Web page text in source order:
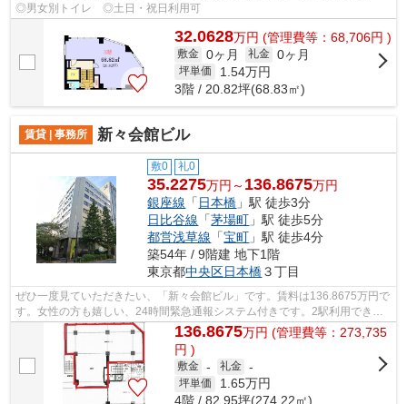
◎男女別トイレ ◎土日・祝日利用可
32.0628万円 (管理費等：68,706円 )
敷金 0ヶ月 礼金 0ヶ月
坪単価 1.54万円
3階 / 20.82坪(68.83㎡)
賃貸 | 事務所 新々会館ビル
敷0 礼0
35.2275万円～ 136.8675万円
銀座線 「 日本橋 」駅 徒歩3分
日比谷線 「茅場町 」駅 徒歩5分
都営浅草線 「宝町 」駅 徒歩4分
築54年 / 9階建 地下1階
東京都中央区日本橋３丁目
ぜひ一度見ていただきたい、「新々会館ビル」です。賃料は136.8675万円で
す。女性の方も嬉しい、24時間緊急通報システム付きです。2駅利用できる
場所にあるので利便性が高いです。敷金...
136.8675万円 (管理費等：273,735
円 )
敷金 - 礼金 -
坪単価 1.65万円
4階 / 82.95坪(274.22㎡)